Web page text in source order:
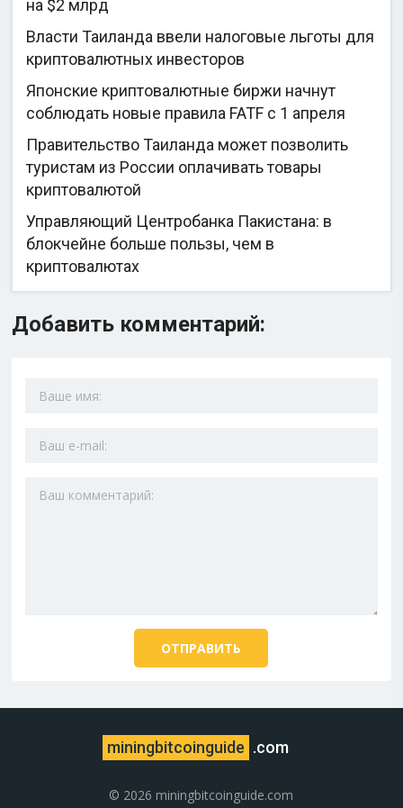
на $2 млрд
Власти Таиланда ввели налоговые льготы для
криптовалютных инвесторов
Японские криптовалютные биржи начнут
соблюдать новые правила FATF с 1 апреля
Правительство Таиланда может позволить
туристам из России оплачивать товары
криптовалютой
Управляющий Центробанка Пакистана: в
блокчейне больше пользы, чем в
криптовалютах
Добавить комментарий:
miningbitcoinguide .com
© 2026 miningbitcoinguide.com